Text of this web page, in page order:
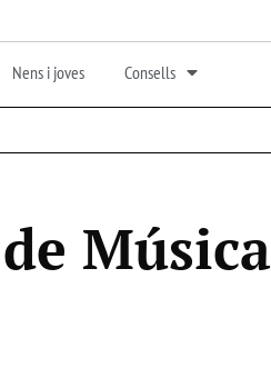
Nens i joves Consells
Música